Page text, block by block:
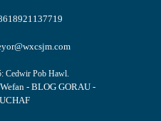
Cedwir Pob Hawl.
- BLOG GORAU-